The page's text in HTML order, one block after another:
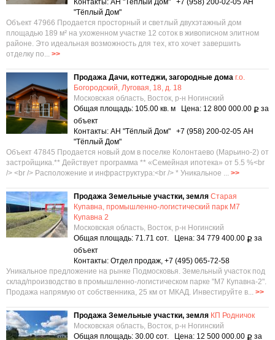
Контакты: АН "Тёплый Дом" +7 (958) 200-02-05 АН
"Тёплый Дом"
Объект 47966 Продается просторный и светлый двухэтажный дом
площадью 189 м² на ухоженном участке 12 соток в живописном элитном
районе. Это идеальная возможность для тех, кто хочет завершить
отделку по... >>
Продажа Дачи, коттеджи, загородные дома г.о.
Богородский, Луговая, 18, д. 18
Московская область, Восток, р-н Ногинский
Общая площадь: 105.00 кв. м Цена: 12 800 000.00 Р за
объект
Контакты: АН "Тёплый Дом" +7 (958) 200-02-05 АН
"Тёплый Дом"
Объект 47845 Продается новый дом в поселке Колонтаево (Марьино-2) от
застройщика.** Действует программа ** «Семейная ипотека» от 5.5 %<br
/> <br /> Расположение и инфраструктура:<br /> * Уникальное ... >>
Продажа Земельные участки, земля Старая
Купавна, промышленно-логистический парк М7
Купавна 2
Московская область, Восток, р-н Ногинский
Общая площадь: 71.71 сот. Цена: 34 779 400.00 Р за
объект
Контакты: Отдел продаж, +7 (495) 065-72-58
Уникальное предложение на рынке Подмосковья. Земельный участок под
склад/производство в промышленно-логистическом парке "М7 Купавна-2".
Продажа напрямую от собственника, 25 км от МКАД. Инвестируйте в... >>
Продажа Земельные участки, земля КП Родничок
Московская область, Восток, р-н Ногинский
Общая площадь: 30.00 сот. Цена: 12 500 000.00 Р за